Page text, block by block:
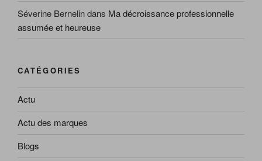
Séverine Bernelindans Ma décroissance professionnelle
assumée et heureuse
CATÉGORIES
Actu
Actu des marques
Blogs